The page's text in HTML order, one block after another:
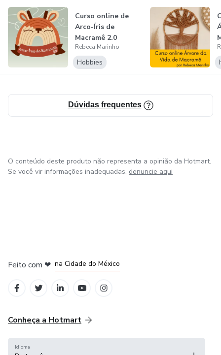
Curso online de
Arco-Íris de
Macramê 2.0
Rebeca Marinho
Hobbies
Dúvidas frequentes
O conteúdo deste produto não representa a opinião da Hotmart.
Se você vir informações inadequadas, denuncie aqui
Feito com ❤ na Cidade do México
Conheça a Hotmart
Idioma